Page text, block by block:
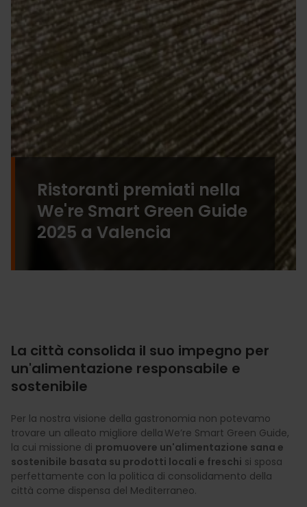
Ristoranti premiati nella
We're Smart Green Guide
2025 a Valencia
La città consolida il suo impegno per
un'alimentazione responsabile e
sostenibile
Per la nostra visione della gastronomia non potevamo
trovare un alleato migliore della We’re Smart Green Guide,
la cui missione di promuovere un'alimentazione sana e
sostenibile basata su prodotti locali e freschi si sposa
perfettamente con la politica di consolidamento della
città come dispensa del Mediterraneo.